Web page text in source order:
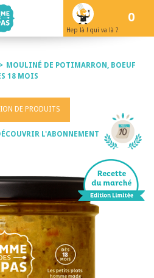
Hep là ! qui va là ?
0
> MOULINÉ DE POTIMARRON, BOEUF
18 MOIS
DE PRODUITS
L'ABONNEMENT